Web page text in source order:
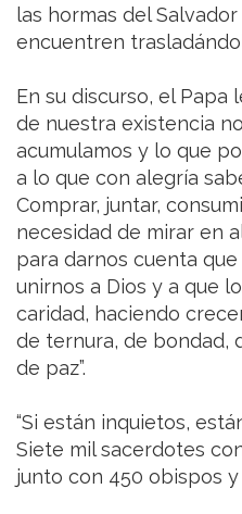
las hormas del
encuentren
En su discurso, el Papa
de nuestra existencia
acumulamos y lo que
a lo que con alegría
Comprar, juntar,
necesidad de mirar en
para darnos cuenta
unirnos a Dios y a que
caridad, haciendo
de ternura, de bondad,
de paz”.
“Si están inquietos,
Siete mil sacerdotes
junto con 450 obispos y